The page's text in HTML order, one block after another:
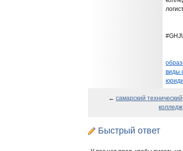
виды
← самарский технический
колледж
Быстрый ответ